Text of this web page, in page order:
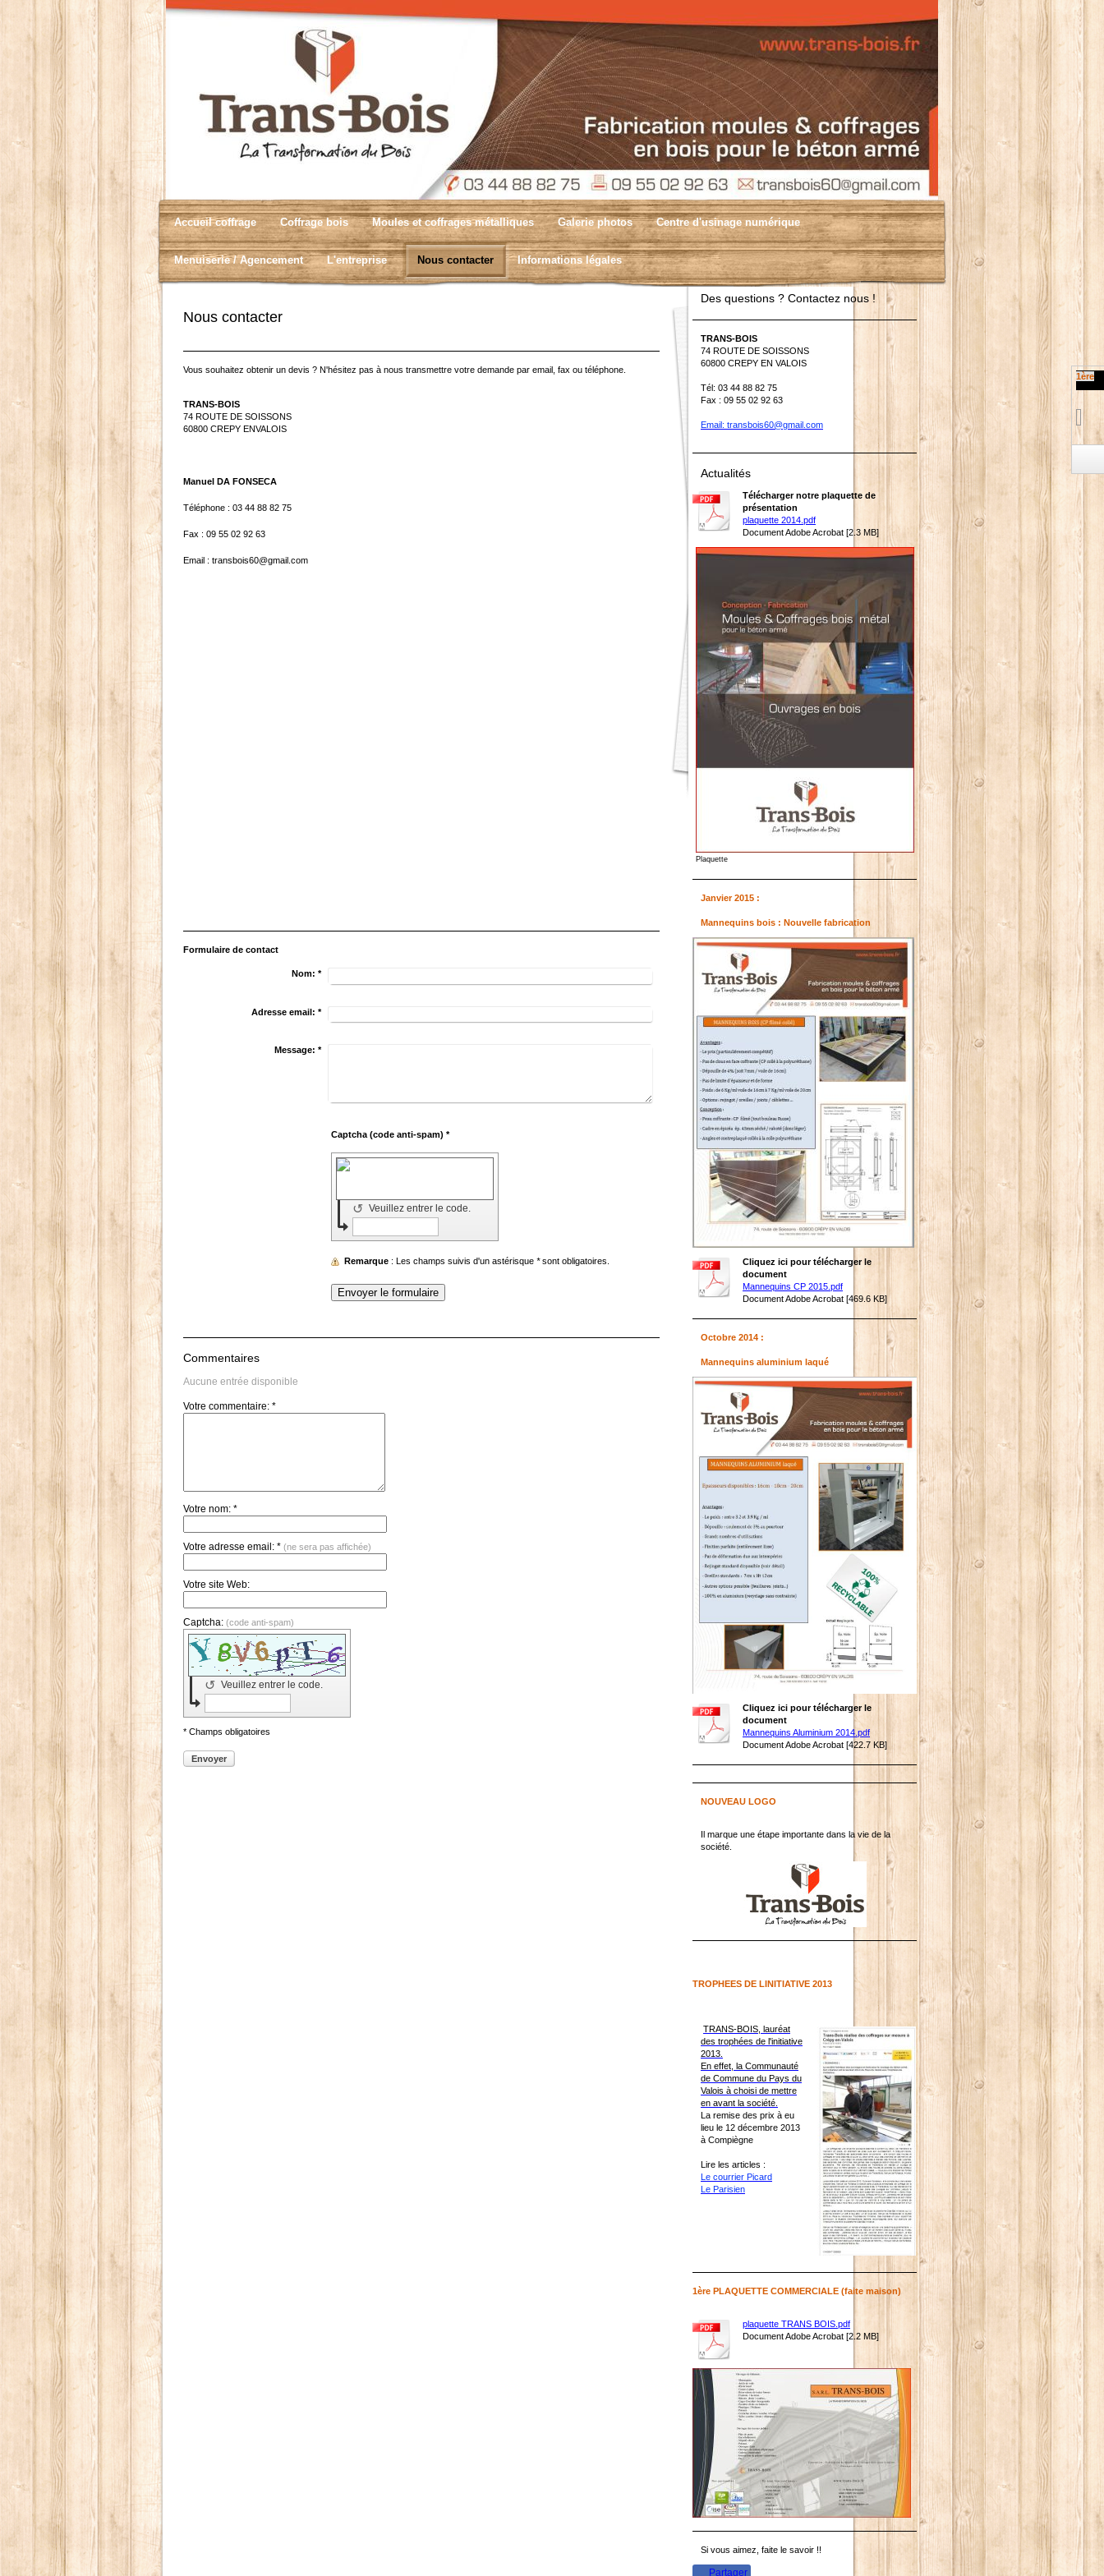
Accueil coffrage Coffrage bois Moules et coffrages métalliques Galerie photos Centre d'usinage numérique
Menuiserie / Agencement L'entreprise Nous contacter Informations légales
Nous contacter
Vous souhaitez obtenir un devis ? N'hésitez pas à nous transmettre votre demande par email, fax ou téléphone.
TRANS-BOIS
74 ROUTE DE SOISSONS
60800 CREPY ENVALOIS
Manuel DA FONSECA
Téléphone : 03 44 88 82 75
Fax : 09 55 02 92 63
Email : transbois60@gmail.com
Formulaire de contact
Nom: *
Adresse email: *
Message: *
Captcha (code anti-spam) *
Veuillez entrer le code.
↺
Remarque : Les champs suivis d'un astérisque *sont obligatoires.
Commentaires
Aucune entrée disponible
Votre commentaire: *
Votre nom: *
Votre adresse email: * (ne sera pas affichée)
Votre site Web:
Captcha: (code anti-spam)
Veuillez entrer le code.
↺
* Champs obligatoires
Envoyer
Des questions ? Contactez nous !
TRANS-BOIS
74 ROUTE DE SOISSONS
60800 CREPY EN VALOIS
Tél: 03 44 88 82 75
Fax : 09 55 02 92 63
Email: transbois60@gmail.com
Actualités
Télécharger notre plaquette de
présentation
plaquette 2014.pdf
Document Adobe Acrobat [2.3 MB]
Plaquette
Janvier 2015 :
Mannequins bois : Nouvelle fabrication
Cliquez ici pour télécharger le
document
Mannequins CP 2015.pdf
Document Adobe Acrobat [469.6 KB]
Octobre 2014 :
Mannequins aluminium laqué
Cliquez ici pour télécharger le
document
Mannequins Aluminium 2014.pdf
Document Adobe Acrobat [422.7 KB]
NOUVEAU LOGO
Il marque une étape importante dans la vie de la
société.
TROPHEES DE LINITIATIVE 2013
TRANS-BOIS, lauréat
des trophées de l'initiative
2013.
En effet, la Communauté
de Commune du Pays du
Valois à choisi de mettre
en avant la société.
La remise des prix à eu
lieu le 12 décembre 2013
à Compiègne
Lire les articles :
Le courrier Picard
Le Parisien
1ère PLAQUETTE COMMERCIALE (faite maison)
1ère
plaquette TRANS BOIS.pdf
Document Adobe Acrobat [2.2 MB]
Si vous aimez, faite le savoir !!
Partager